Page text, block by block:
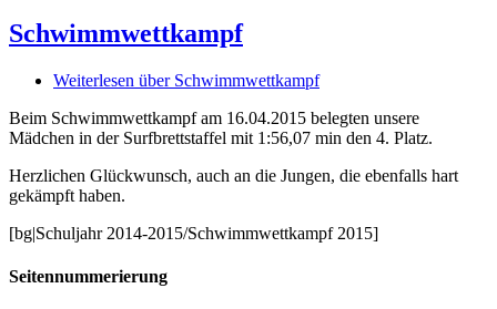
Schwimmwettkampf
Weiterlesen über Schwimmwettkampf
Beim Schwimmwettkampf am 16.04.2015 belegten unsere
Mädchen in der Surfbrettstaffel mit 1:56,07 min den 4. Platz.
Herzlichen Glückwunsch, auch an die Jungen, die ebenfalls hart
gekämpft haben.
[bg|Schuljahr 2014-2015/Schwimmwettkampf 2015]
Seitennummerierung